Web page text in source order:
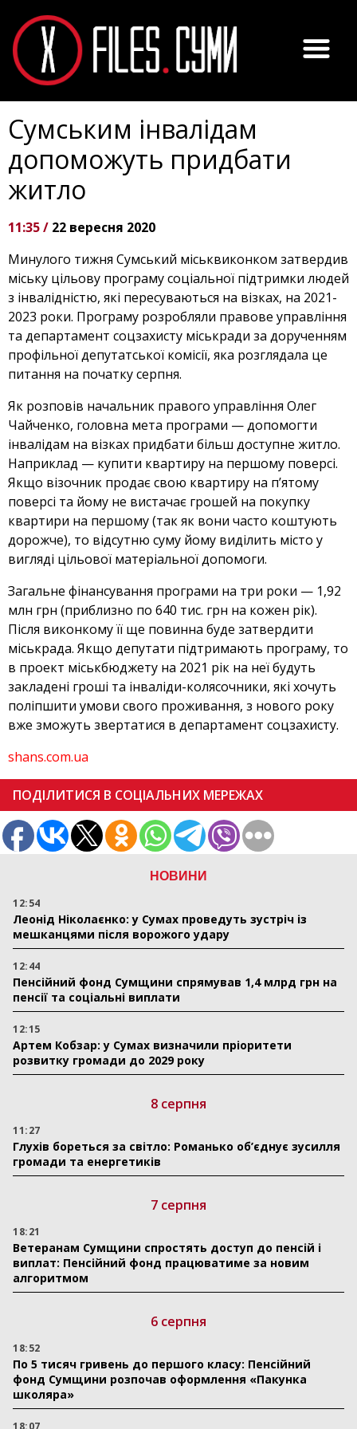
НОВИНИ
12:54
Леонід Ніколаєнко: у Сумах проведуть зустріч із
мешканцями після ворожого удару
12:44
Пенсійний фонд Сумщини спрямував 1,4 млрд грн на
пенсії та соціальні виплати
12:15
Артем Кобзар: у Сумах визначили пріоритети
розвитку громади до 2029 року
8 серпня
11:27
Глухів бореться за світло: Романько об’єднує зусилля
громади та енергетиків
7 серпня
18:21
Ветеранам Сумщини спростять доступ до пенсій і
виплат: Пенсійний фонд працюватиме за новим
алгоритмом
6 серпня
18:52
По 5 тисяч гривень до першого класу: Пенсійний
фонд Сумщини розпочав оформлення «Пакунка
школяра»
18:07
Сумським інвалідам
допоможуть придбати
житло
11:35 / 22 вересня 2020
Минулого тижня Сумський міськвиконком затвердив
міську цільову програму соціальної підтримки людей
з інвалідністю, які пересуваються на візках, на 2021-
2023 роки. Програму розробляли правове управління
та департамент соцзахисту міськради за дорученням
профільної депутатської комісії, яка розглядала це
питання на початку серпня.
Як розповів начальник правого управління Олег
Чайченко, головна мета програми — допомогти
інвалідам на візках придбати більш доступне житло.
Наприклад — купити квартиру на першому поверсі.
Якщо візочник продає свою квартиру на п’ятому
поверсі та йому не вистачає грошей на покупку
квартири на першому (так як вони часто коштують
дорожче), то відсутню суму йому виділить місто у
вигляді цільової матеріальної допомоги.
Загальне фінансування програми на три роки — 1,92
млн грн (приблизно по 640 тис. грн на кожен рік).
Після виконкому її ще повинна буде затвердити
міськрада. Якщо депутати підтримають програму, то
в проект міськбюджету на 2021 рік на неї будуть
закладені гроші та інваліди-колясочники, які хочуть
поліпшити умови свого проживання, з нового року
вже зможуть звертатися в департамент соцзахисту.
shans.com.ua
ПОДІЛИТИСЯ В СОЦІАЛЬНИХ МЕРЕЖАХ